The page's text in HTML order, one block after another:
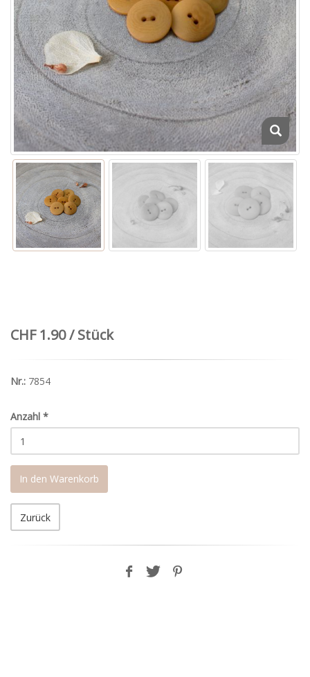
CHF 1.90 / Stück
Nr.: 7854
Anzahl *
In den Warenkorb
Zurück